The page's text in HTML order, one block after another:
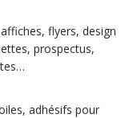
flyers, design
prospectus,
adhésifs pour